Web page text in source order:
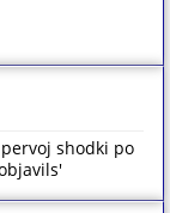
shodki po